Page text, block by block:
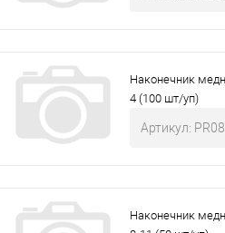
Наконечник
4 (100 шт/уп)
Артикул:
Наконечник